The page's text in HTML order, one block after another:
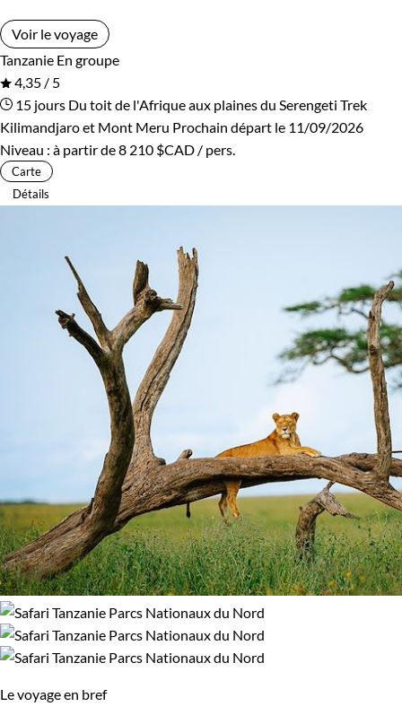
Voir le voyage
Tanzanie En groupe
4,35 / 5
15 jours Du toit de l'Afrique aux plaines du Serengeti Trek
Kilimandjaro et Mont Meru Prochain départ le 11/09/2026
Niveau : à partir de8 210 $CAD / pers.
Carte
Détails
Le voyage en bref